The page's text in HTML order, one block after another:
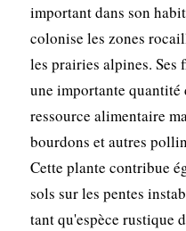
important dans son
colonise les zones
les prairies alpines.
une importante quantité
ressource alimentaire
bourdons et autres
Cette plante contribue
sols sur les pentes
tant qu'espèce rustique